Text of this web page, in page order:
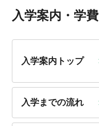
入学案内・学費
入学案内トップ
入学までの流れ